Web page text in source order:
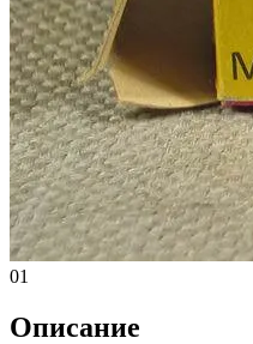
01
Описание